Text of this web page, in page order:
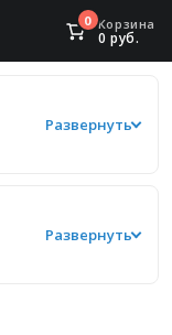
0 Корзина
0 руб.
Развернуть
Развернуть